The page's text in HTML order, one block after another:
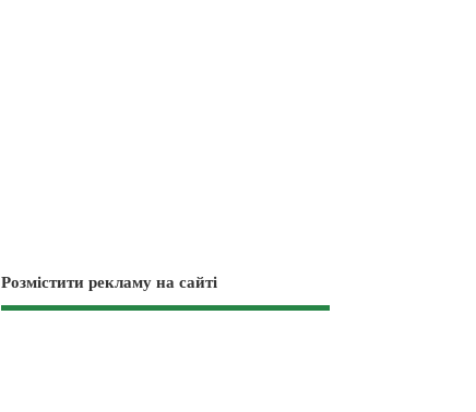
Розмістити рекламу на сайті